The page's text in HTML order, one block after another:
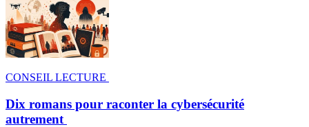
CONSEIL LECTURE
Dix romans pour raconter la cybersécurité
autrement